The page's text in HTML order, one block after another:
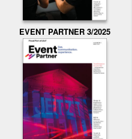
EVENT PARTNER 3/2025